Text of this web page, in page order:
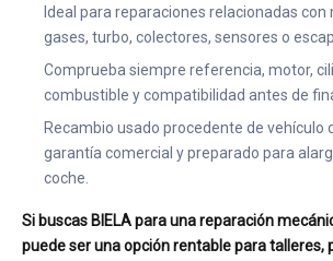
Ideal para reparaciones relacionadas con
gases, turbo, colectores, sensores o
Comprueba siempre referencia, motor,
combustible y compatibilidad antes de
Recambio usado procedente de vehículo
garantía comercial y preparado para
coche.
Si buscas BIELA para una reparación
puede ser una opción rentable para talleres,